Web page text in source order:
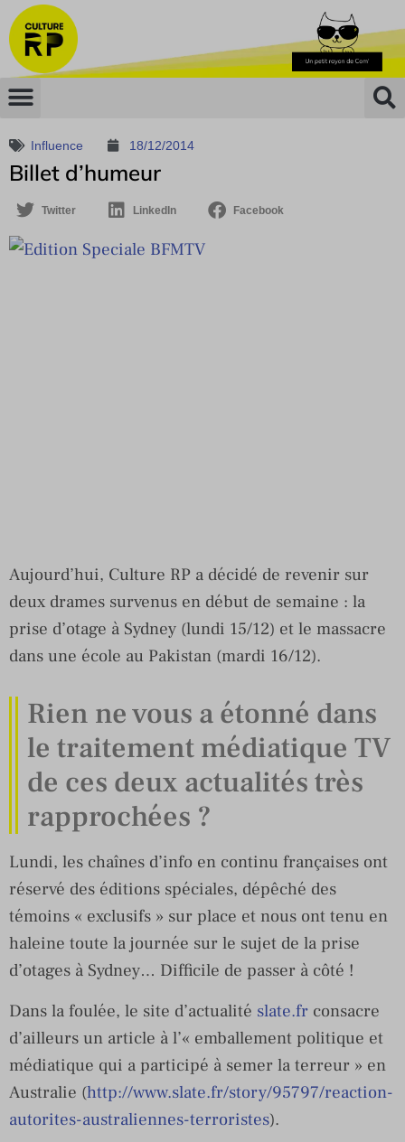
Influence 18/12/2014
Billet d’humeur
Twitter LinkedIn Facebook
Aujourd’hui, Culture RP a décidé de revenir sur
deux drames survenus en début de semaine : la
prise d’otage à Sydney (lundi 15/12) et le massacre
dans une école au Pakistan (mardi 16/12).
Rien ne vous a étonné dans
le traitement médiatique TV
de ces deux actualités très
rapprochées ?
Lundi, les chaînes d’info en continu françaises ont
réservé des éditions spéciales, dépêché des
témoins « exclusifs » sur place et nous ont tenu en
haleine toute la journée sur le sujet de la prise
d’otages à Sydney… Difficile de passer à côté !
Dans la foulée, le site d’actualité slate.fr consacre
d’ailleurs un article à l’« emballement politique et
médiatique qui a participé à semer la terreur » en
Australie (http://www.slate.fr/story/95797/reaction-
autorites-australiennes-terroristes).